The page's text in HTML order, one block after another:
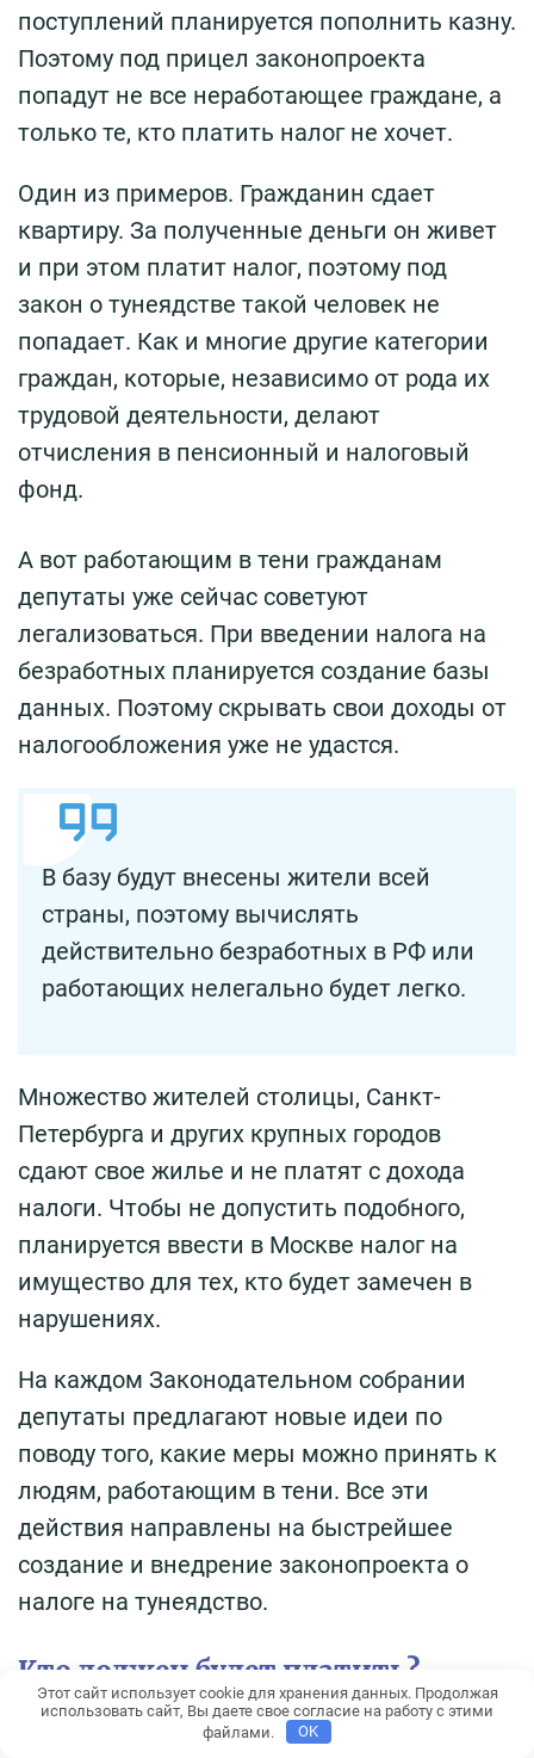
поступлений планируется пополнить казну.
Поэтому под прицел законопроекта
попадут не все неработающее граждане, а
только те, кто платить налог не хочет.
Один из примеров. Гражданин сдает
квартиру. За полученные деньги он живет
и при этом платит налог, поэтому под
закон о тунеядстве такой человек не
попадает. Как и многие другие категории
граждан, которые, независимо от рода их
трудовой деятельности, делают
отчисления в пенсионный и налоговый
фонд.
А вот работающим в тени гражданам
депутаты уже сейчас советуют
легализоваться. При введении налога на
безработных планируется создание базы
данных. Поэтому скрывать свои доходы от
налогообложения уже не удастся.
В базу будут внесены жители всей
страны, поэтому вычислять
действительно безработных в РФ или
работающих нелегально будет легко.
Множество жителей столицы, Санкт-
Петербурга и других крупных городов
сдают свое жилье и не платят с дохода
налоги. Чтобы не допустить подобного,
планируется ввести в Москве налог на
имущество для тех, кто будет замечен в
нарушениях.
На каждом Законодательном собрании
депутаты предлагают новые идеи по
поводу того, какие меры можно принять к
людям, работающим в тени. Все эти
действия направлены на быстрейшее
создание и внедрение законопроекта о
налоге на тунеядство.
Кто должен будет платить?
Представителями власти называются
Этот сайт использует cookie для хранения данных. Продолжая
использовать сайт, Вы даете свое согласие на работу с этими
файлами.
OK